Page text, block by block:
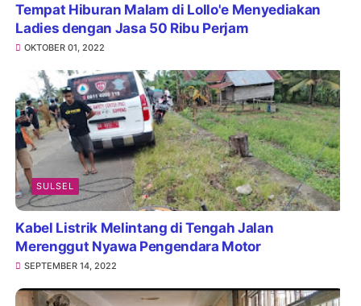
Tempat Hiburan Malam di Lollo'e Menyediakan
Ladies dengan Jasa 50 Ribu Perjam
OKTOBER 01, 2022
SULSEL
Kabel Listrik Melintang di Tengah Jalan
Merenggut Nyawa Pengendara Motor
SEPTEMBER 14, 2022